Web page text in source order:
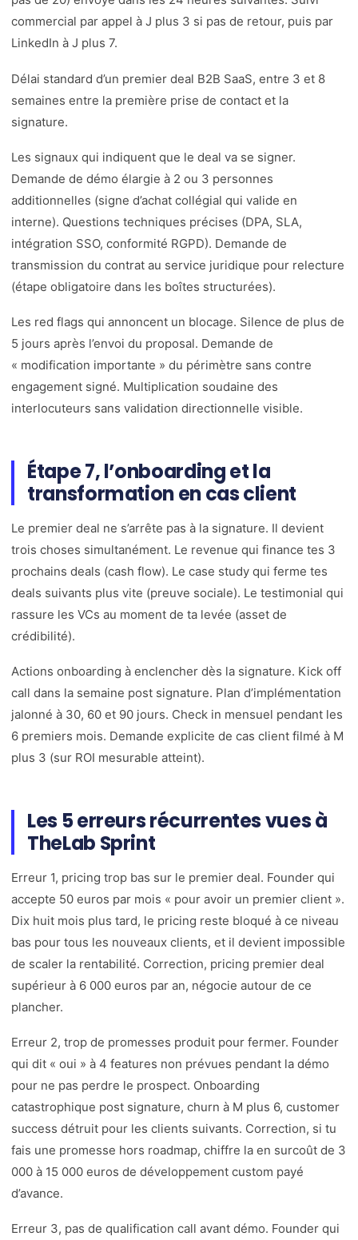
commercial par appel à J plus 3 si pas de retour, puis par
LinkedIn à J plus 7.
Délai standard d’un premier deal B2B SaaS, entre 3 et 8
semaines entre la première prise de contact et la
signature.
Les signaux qui indiquent que le deal va se signer.
Demande de démo élargie à 2 ou 3 personnes
additionnelles (signe d’achat collégial qui valide en
interne). Questions techniques précises (DPA, SLA,
intégration SSO, conformité RGPD). Demande de
transmission du contrat au service juridique pour relecture
(étape obligatoire dans les boîtes structurées).
Les red flags qui annoncent un blocage. Silence de plus de
5 jours après l’envoi du proposal. Demande de
« modification importante » du périmètre sans contre
engagement signé. Multiplication soudaine des
interlocuteurs sans validation directionnelle visible.
Étape 7, l’onboarding et la
transformation en cas client
Le premier deal ne s’arrête pas à la signature. Il devient
trois choses simultanément. Le revenue qui finance tes 3
prochains deals (cash flow). Le case study qui ferme tes
deals suivants plus vite (preuve sociale). Le testimonial qui
rassure les VCs au moment de ta levée (asset de
crédibilité).
Actions onboarding à enclencher dès la signature. Kick off
call dans la semaine post signature. Plan d’implémentation
jalonné à 30, 60 et 90 jours. Check in mensuel pendant les
6 premiers mois. Demande explicite de cas client filmé à M
plus 3 (sur ROI mesurable atteint).
Les 5 erreurs récurrentes vues à
TheLab Sprint
Erreur 1, pricing trop bas sur le premier deal. Founder qui
accepte 50 euros par mois « pour avoir un premier client ».
Dix huit mois plus tard, le pricing reste bloqué à ce niveau
bas pour tous les nouveaux clients, et il devient impossible
de scaler la rentabilité. Correction, pricing premier deal
supérieur à 6 000 euros par an, négocie autour de ce
plancher.
Erreur 2, trop de promesses produit pour fermer. Founder
qui dit « oui » à 4 features non prévues pendant la démo
pour ne pas perdre le prospect. Onboarding
catastrophique post signature, churn à M plus 6, customer
success détruit pour les clients suivants. Correction, si tu
fais une promesse hors roadmap, chiffre la en surcoût de 3
000 à 15 000 euros de développement custom payé
d’avance.
Erreur 3, pas de qualification call avant démo. Founder qui